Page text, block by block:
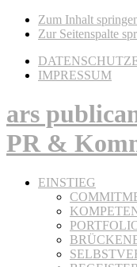
Zum Inhalt
Zur Seitenspalte
IMPRESSUM
ars
PR &
EINSTIEG